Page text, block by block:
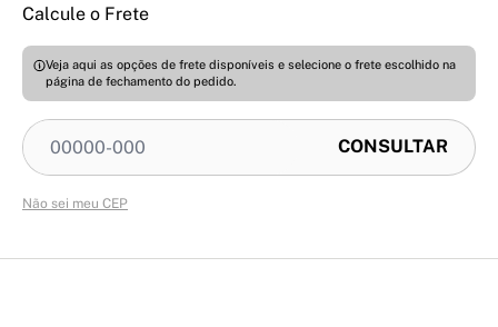
Calcule o Frete
Veja aqui as opções de frete disponíveis e selecione o frete escolhido na
página de fechamento do pedido.
Não sei meu CEP